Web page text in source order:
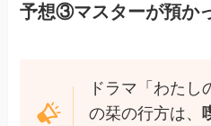
予想③マスターが預か
ドラマ「わたし
の栞の行方は、